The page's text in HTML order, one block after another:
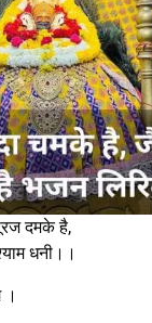
दमके है,
धनी।।
।